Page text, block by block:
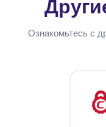
Ознакомьтесь с